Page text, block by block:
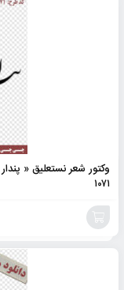
وکتور شعر نستعلیق «
۱۰۷۱